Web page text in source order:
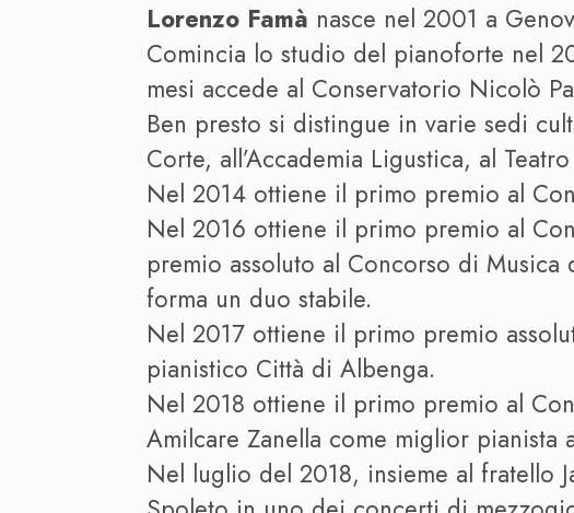
Lorenzo Famà nasce nel 2001 a
Comincia lo studio del pianoforte nel
mesi accede al Conservatorio Nicolò
Ben presto si distingue in varie sedi
Corte, all’Accademia Ligustica, al
Nel 2014 ottiene il primo premio al
Nel 2016 ottiene il primo premio al
premio assoluto al Concorso di
forma un duo stabile.
Nel 2017 ottiene il primo premio
pianistico Città di Albenga.
Nel 2018 ottiene il primo premio al
Amilcare Zanella come miglior pianista
Nel luglio del 2018, insieme al fratello